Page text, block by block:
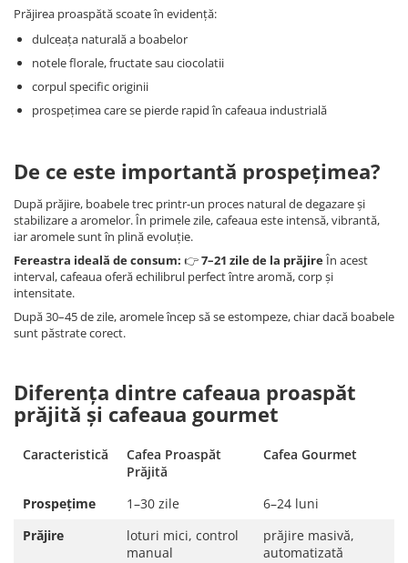
Prăjirea proaspătă scoate în evidență:
dulceața naturală a boabelor
notele florale, fructate sau ciocolatii
corpul specific originii
prospețimea care se pierde rapid în cafeaua industrială
De ce este importantă prospețimea?
După prăjire, boabele trec printr-un proces natural de degazare și
stabilizare a aromelor. În primele zile, cafeaua este intensă, vibrantă,
iar aromele sunt în plină evoluție.
Fereastra ideală de consum: 👉7–21 zile de la prăjireÎn acest
interval, cafeaua oferă echilibrul perfect între aromă, corp și
intensitate.
După 30–45 de zile, aromele încep să se estompeze, chiar dacă boabele
sunt păstrate corect.
Diferența dintre cafeaua proaspăt
prăjită și cafeaua gourmet
Caracteristică
Cafea Proaspăt
Prăjită
Cafea Gourmet
Prospețime 1–30 zile
6–24 luni
Prăjire
loturi mici, control
manual
prăjire masivă,
automatizată